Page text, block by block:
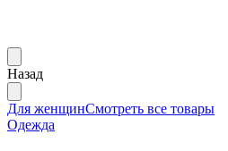
Назад
Для женщинСмотреть все товары
Одежда